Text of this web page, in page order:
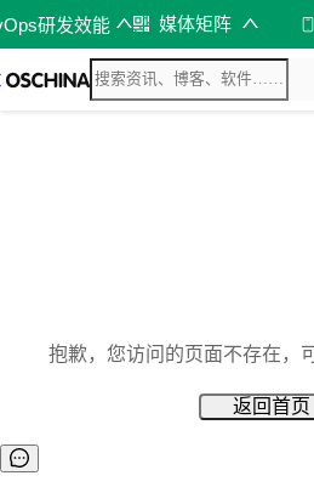
研发效能 媒体矩阵
抱歉，您访问的页面不存在，
返回首页